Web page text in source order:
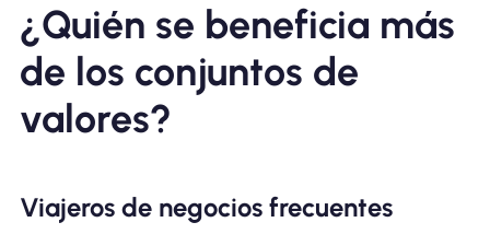
¿Quién se beneficia más
de los conjuntos de
valores?
Viajeros de negocios frecuentes